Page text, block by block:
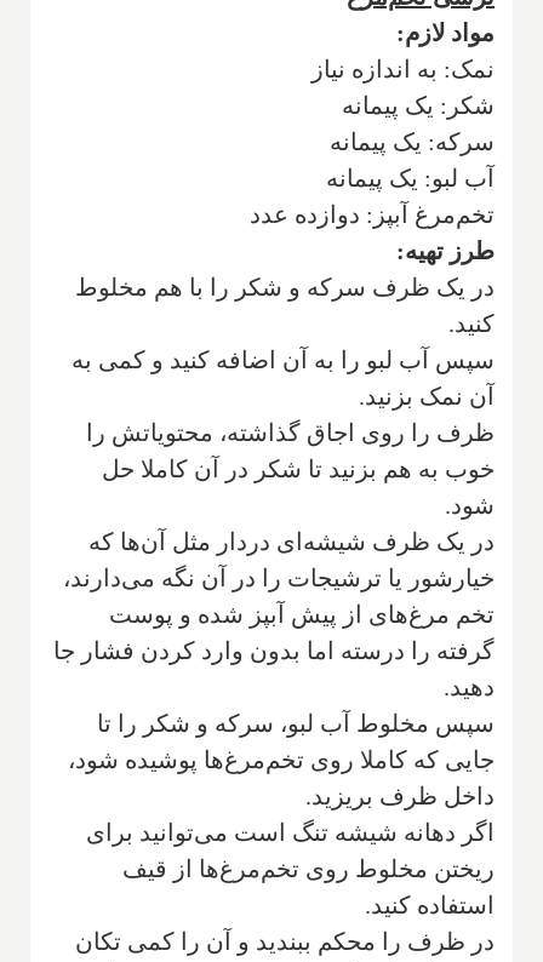
مواد لازم:
نمک‌: به اندازه نیاز
شکر‌: یک پیمانه
سرکه‌: یک پیمانه
آب لبو‌: یک پیمانه
تخم‌مرغ آبپز‌: دوازده عدد
طرز تهیه‌:
در یک ظرف سرکه و شکر را با هم مخلوط
کنید.
سپس آب لبو را به آن اضافه کنید و کمی به
آن نمک بزنید.
ظرف را روی اجاق گذاشته، محتویاتش را
خوب به هم بزنید تا شکر در آن کاملا حل
شود.
در یک ظرف شیشه‌ای دردار مثل آن‌ها که
خیارشور یا ترشیجات را در آن نگه می‌دارند،
تخم مرغ‌های از پیش آبپز شده و پوست
گرفته را درسته اما بدون وارد کردن فشار جا
دهید.
سپس مخلوط آب لبو، سرکه و شکر را تا
جایی که کاملا روی تخم‌مرغ‌ها پوشیده شود،
داخل ظرف بریزید.
اگر دهانه شیشه تنگ است می‌توانید برای
ریختن مخلوط روی تخم‌مرغ‌ها از قیف
استفاده کنید.
در ظرف را محکم ببندید و آن را کمی تکان